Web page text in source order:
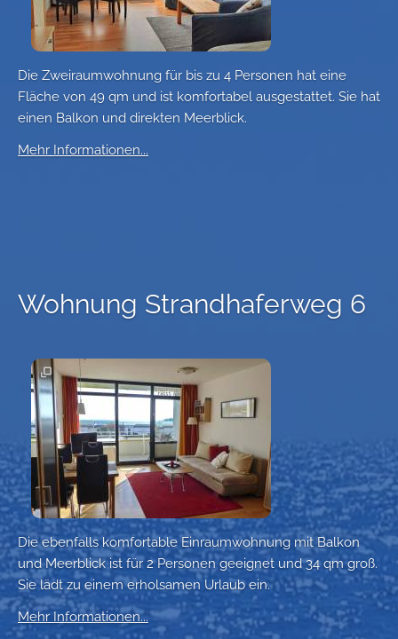
Die Zweiraumwohnung für bis zu 4 Personen hat eine
Fläche von 49 qm und ist komfortabel ausgestattet. Sie hat
einen Balkon und direkten Meerblick.
Mehr Informationen...
Wohnung Strandhaferweg 6
Die ebenfalls komfortable Einraumwohnung mit Balkon
und Meerblick ist für 2 Personen geeignet und 34 qm groß.
Sie lädt zu einem erholsamen Urlaub ein.
Mehr Informationen...